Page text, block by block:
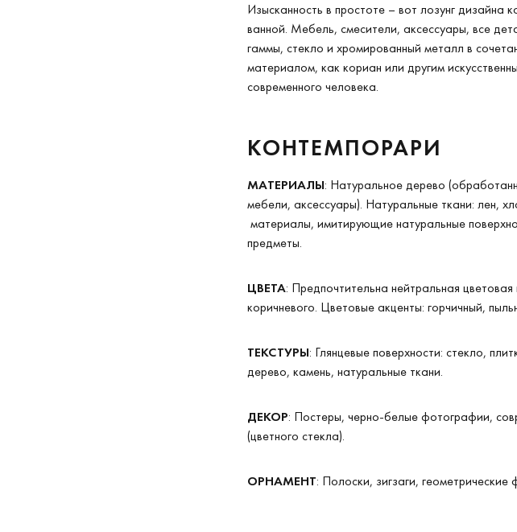
Изысканность в простоте – вот лозунг дизайна
ванной. Мебель, смесители, аксессуары, все
гаммы, стекло и хромированный металл в
материалом, как кориан или другим
современного человека.
КОНТЕМПОРАРИ
МАТЕРИАЛЫ: Натуральное дерево
мебели, аксессуары). Натуральные ткани: лен,
материалы, имитирующие натуральные
предметы.
ЦВЕТА: Предпочтительна нейтральная
коричневого. Цветовые акценты: горчичный,
ТЕКСТУРЫ: Глянцевые поверхности: стекло,
дерево, камень, натуральные ткани.
ДЕКОР: Постеры, черно-белые фотографии,
(цветного стекла).
ОРНАМЕНТ: Полоски, зигзаги,